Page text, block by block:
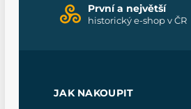
První a největší
historický e-shop v ČR
JAK NAKOUPIT